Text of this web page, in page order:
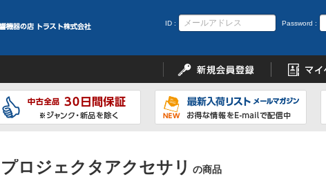
ID : Password :
プロジェクタアクセサリ の商品